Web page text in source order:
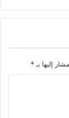
إليها بـ *